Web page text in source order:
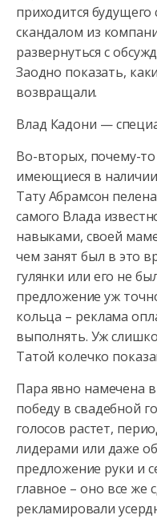
приходится будущего
скандалом из
развернуться с
Заодно показать,
возвращали.
Влад Кадони —
Во-вторых, почему-
имеющиеся в
Тату Абрамсон
самого Влада
навыками, своей
чем занят был в это
гулянки или его не
предложение уж
кольца – реклама
выполнять. Уж
Татой колечко
Пара явно намечена
победу в свадебной
голосов растет,
лидерами или даже
предложение руки и
главное – оно все же
рекламировали